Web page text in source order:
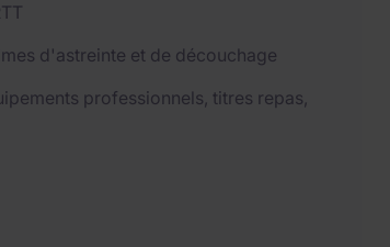
d'astreinte et de découchage
professionnels, titres repas,